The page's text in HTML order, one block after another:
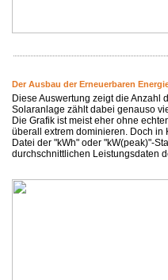
Der Ausbau der Erneuerbaren
Diese Auswertung zeigt die Anzahl
Solaranlage zählt dabei genauso
Die Grafik ist meist eher ohne
überall extrem dominieren. Doch in
Datei der "kWh" oder "kW(peak)"-
durchschnittlichen Leistungsdaten